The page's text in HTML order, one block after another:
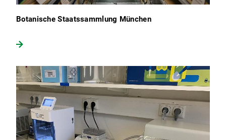
Botanische Staatssammlung München